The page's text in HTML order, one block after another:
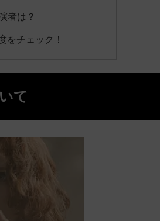
者は？
をチェック！
て